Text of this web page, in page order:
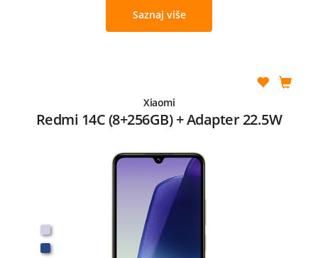
Saznaj više
Xiaomi
Redmi 14C (8+256GB) + Adapter 22.5W